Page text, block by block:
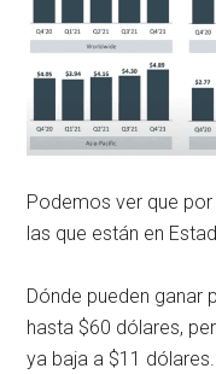
Podemos ver que
las que están en
Dónde pueden ganar
hasta $60 dólares,
ya baja a $11 dólares.